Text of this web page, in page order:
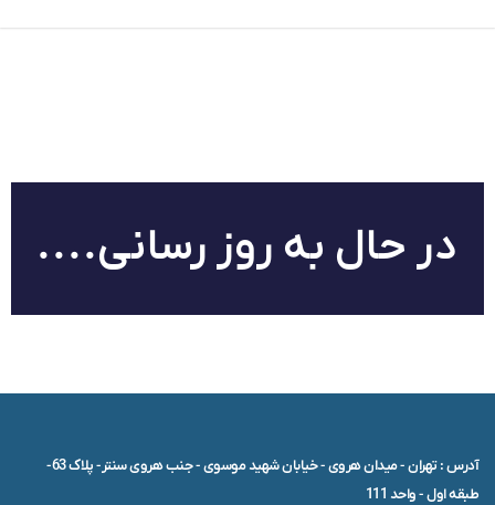
در حال به روز رسانی....
آدرس : تهران - میدان هروی - خیابان شهید موسوی - جنب هروی سنتر- پلاک 63-
طبقه اول - واحد 111